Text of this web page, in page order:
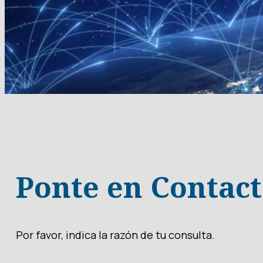
Ponte en
Por favor, indica la razón de tu consulta.